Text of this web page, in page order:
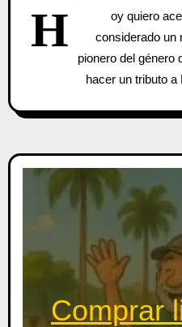
H
oy quiero
considerado un
pionero del género
hacer un tributo
Comprar